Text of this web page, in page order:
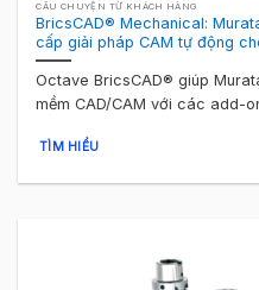
CÂU CHUYỆN TỪ KHÁCH HÀNG
BricsCAD® Mechanical:
cấp giải pháp CAM tự động
Octave BricsCAD® giúp
mềm CAD/CAM với các add-
TÌM HIỂU